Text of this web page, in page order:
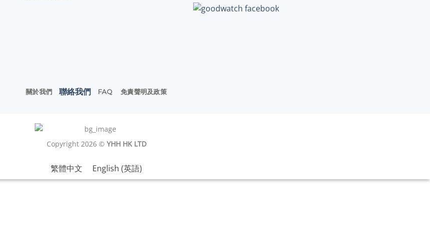
關於我們 聯絡我們 FAQ 免責聲明及政策
Copyright 2026 © YHH HK LTD
繁體中文 English (英語)